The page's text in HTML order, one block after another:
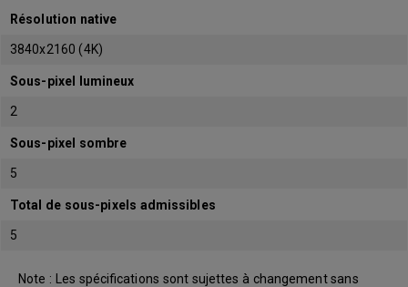
Résolution native
3840x2160 (4K)
Sous-pixel lumineux
2
Sous-pixel sombre
5
Total de sous-pixels admissibles
5
Note : Les spécifications sont sujettes à changement sans